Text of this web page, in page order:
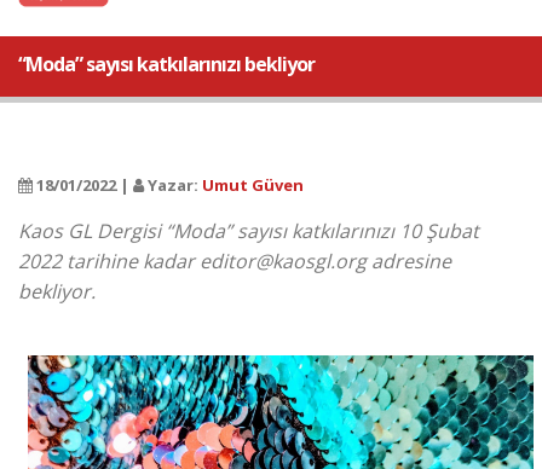
“Moda” sayısı katkılarınızı bekliyor
18/01/2022 | Yazar: Umut Güven
Kaos GL Dergisi “Moda” sayısı katkılarınızı 10 Şubat
2022 tarihine kadar editor@kaosgl.org adresine
bekliyor.